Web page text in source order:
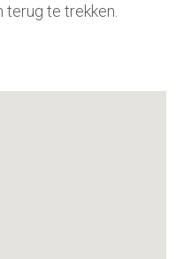
te trekken.